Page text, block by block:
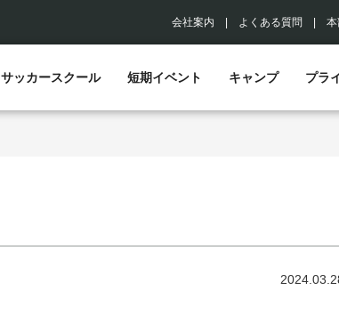
会社案内 よくある質問
サッカースクール 短期イベント キャンプ プラ